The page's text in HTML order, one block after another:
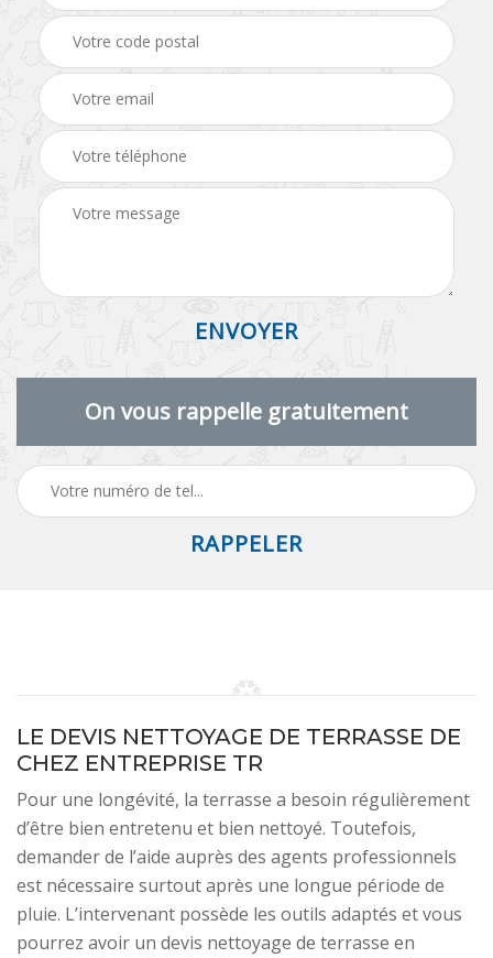
On vous rappelle gratuitement
LE DEVIS NETTOYAGE DE TERRASSE DE
CHEZ ENTREPRISE TR
Pour une longévité, la terrasse a besoin régulièrement
d’être bien entretenu et bien nettoyé. Toutefois,
demander de l’aide auprès des agents professionnels
est nécessaire surtout après une longue période de
pluie. L’intervenant possède les outils adaptés et vous
pourrez avoir un devis nettoyage de terrasse en